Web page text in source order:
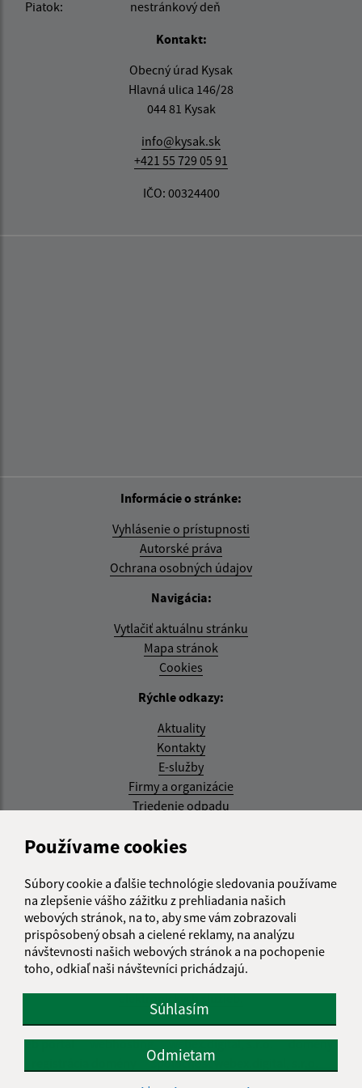
Používame cookies
Súbory cookie a ďalšie technológie sledovania používame
na zlepšenie vášho zážitku z prehliadania našich
webových stránok, na to, aby sme vám zobrazovali
prispôsobený obsah a cielené reklamy, na analýzu
návštevnosti našich webových stránok a na pochopenie
toho, odkiaľ naši návštevníci prichádzajú.
Súhlasím
Odmietam
Piatok:
nestránkový deň
Kontakt:
Obecný úrad Kysak
Hlavná ulica 146/28
044 81 Kysak
info@kysak.sk
+421 55 729 05 91
IČO: 00324400
Informácie o stránke:
Vyhlásenie o prístupnosti
Autorské práva
Ochrana osobných údajov
Navigácia:
Vytlačiť aktuálnu stránku
Mapa stránok
Cookies
Rýchle odkazy:
Aktuality
Kontakty
E-služby
Firmy a organizácie
Triedenie odpadu
Aktualizované:
RSS
Správca obsahu:
Správca obsahu je Obec Kysak.
Vytvorené v súlade s
Jednotným dizajn manuálom
elektronických služieb.
web portál webhosting webex.digital, s.r.o.
domény
spoločnosť webex.digital, s.r.o.